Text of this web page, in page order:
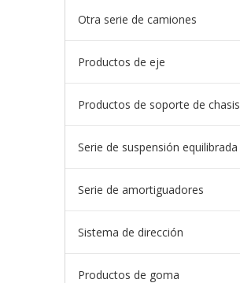
Otra serie de camiones
Productos de eje
Productos de soporte de chasis
Serie de suspensión equilibrada
Serie de amortiguadores
Sistema de dirección
Productos de goma